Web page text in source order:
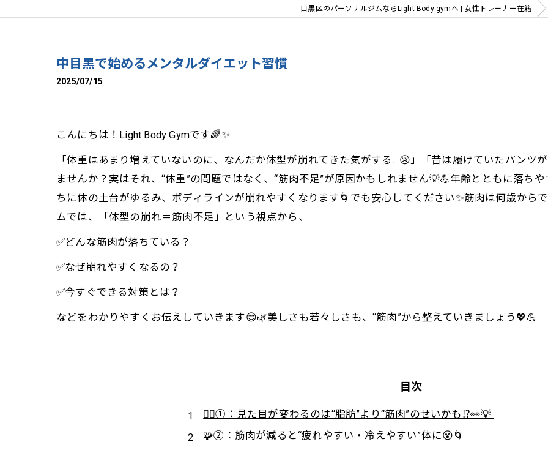
目黒区のパーソナルジムならLight Body gymへ | 女性トレーナー在籍
中目黒で始めるメンタルダイエット習慣
2025/07/15
こんにちは！Light Body Gymです🌈✨
「体重はあまり増えていないのに、なんだか体型が崩れてきた気がする…😢」「昔は履けていたパンツ
ませんか？実はそれ、“体重”の問題ではなく、“筋肉不足”が原因かもしれません💡💪年齢とともに落ち
ちに体の土台がゆるみ、ボディラインが崩れやすくなります🌀でも安心してください✨筋肉は何歳から
ムでは、「体型の崩れ＝筋肉不足」という視点から、
✅どんな筋肉が落ちている？
✅なぜ崩れやすくなるの？
✅今すぐできる対策とは？
などをわかりやすくお伝えしていきます😊🌿美しさも若々しさも、“筋肉”から整えていきましょう💖💪
目次
🧍‍♀️①：見た目が変わるのは“脂肪”より“筋肉”のせいかも⁉️👀💡
🧩②：筋肉が減ると“疲れやすい・冷えやすい”体に😵🌀